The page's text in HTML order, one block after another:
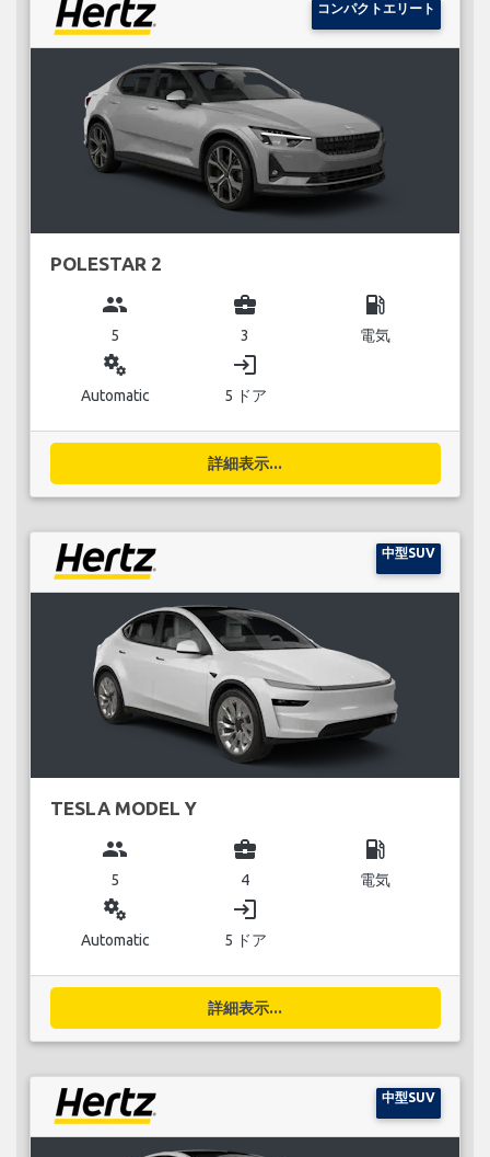
コンパクトエリート
POLESTAR 2
group
5
business_center
3
local_gas_station
電気
miscellaneous_services
Automatic
login
5 ドア
詳細表示...
中型SUV
TESLA MODEL Y
group
5
business_center
4
local_gas_station
電気
miscellaneous_services
Automatic
login
5 ドア
詳細表示...
中型SUV